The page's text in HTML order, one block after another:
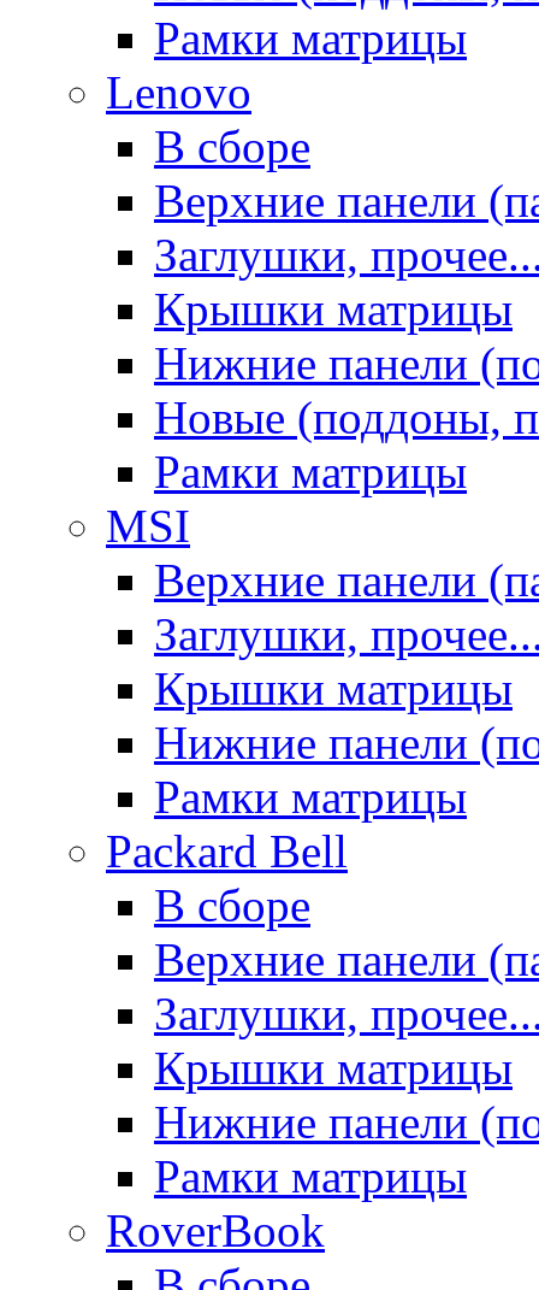
Рамки матрицы
Lenovo
В сборе
Верхние панели
Заглушки,
Крышки матрицы
Нижние панели
Новые (поддоны,
Рамки матрицы
MSI
Верхние панели
Заглушки,
Крышки матрицы
Нижние панели
Рамки матрицы
Packard Bell
В сборе
Верхние панели
Заглушки,
Крышки матрицы
Нижние панели
Рамки матрицы
RoverBook